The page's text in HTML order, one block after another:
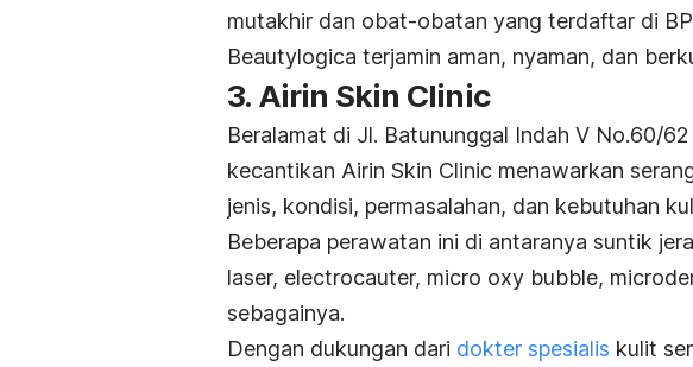
mutakhir dan obat-obatan yang terdaftar di
Beautylogica terjamin aman, nyaman, dan
3. Airin Skin Clinic
Beralamat di Jl. Batununggal Indah V No.60/
kecantikan Airin Skin Clinic menawarkan
jenis, kondisi, permasalahan, dan kebutuhan
Beberapa perawatan ini di antaranya suntik
laser, electrocauter, micro oxy bubble,
sebagainya.
Dengan dukungan dari dokter spesialis kulit